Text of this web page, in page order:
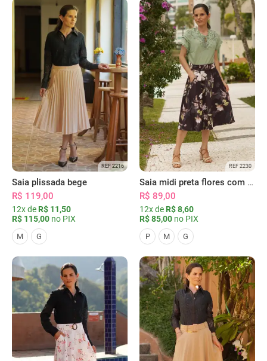
REF 2216
Saia plissada bege
R$ 119,00
12x de R$ 11,50
R$ 115,00 no PIX
M G
REF 2230
Saia midi preta flores com bolsos
R$ 89,00
12x de R$ 8,60
R$ 85,00 no PIX
P M G